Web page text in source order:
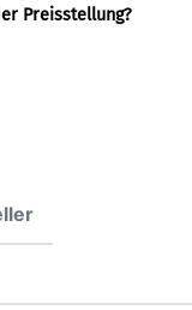
Preisstellung?